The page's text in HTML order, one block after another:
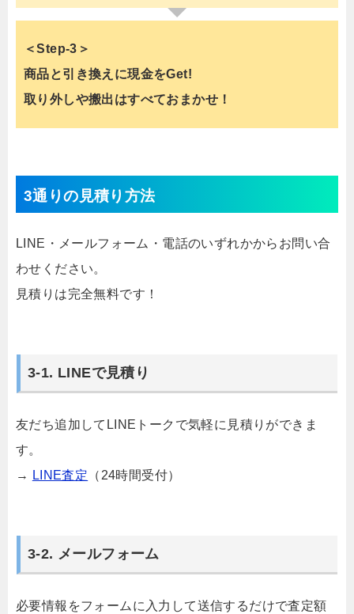
＜Step-3＞
商品と引き換えに現金をGet!
取り外しや搬出はすべておまかせ！
3通りの見積り方法
LINE・メールフォーム・電話のいずれかからお問い合
わせください。
見積りは完全無料です！
3-1. LINEで見積り
友だち追加してLINEトークで気軽に見積りができま
す。
→
LINE査定 （24時間受付）
3-2. メールフォーム
必要情報をフォームに入力して送信するだけで査定額